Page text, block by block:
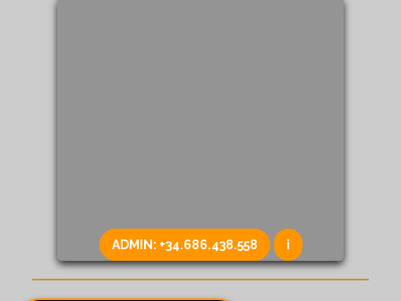
ADMIN: +34.686.438.558 i